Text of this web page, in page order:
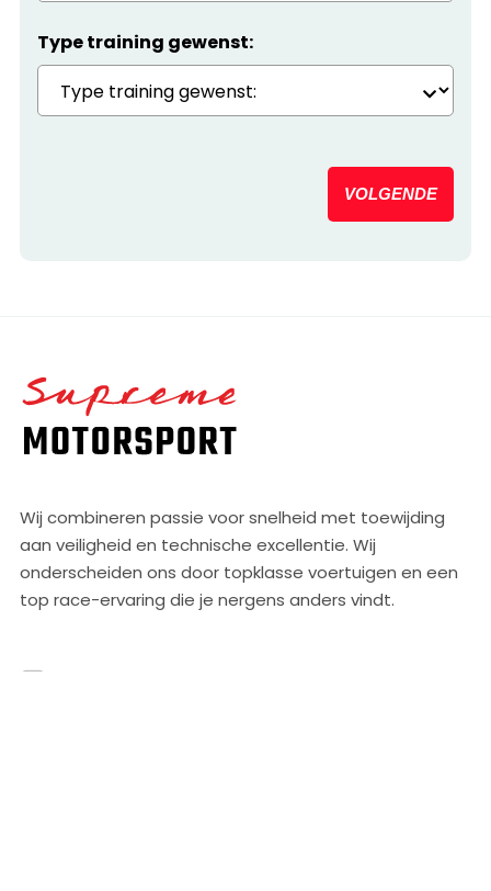
Type training gewenst:
VOLGENDE
Home
Wij combineren passie voor snelheid met toewijding
aan veiligheid en technische excellentie. Wij
onderscheiden ons door topklasse voertuigen en een
top race-ervaring die je nergens anders vindt.